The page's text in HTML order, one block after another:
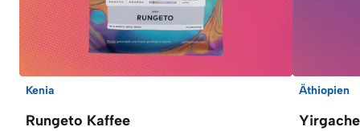
Kenia
Rungeto Kaffee
Äthiopien